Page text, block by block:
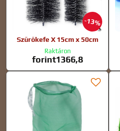
13%
Szűrőkefe X 15cm x 50cm
Raktáron
forint1366,8